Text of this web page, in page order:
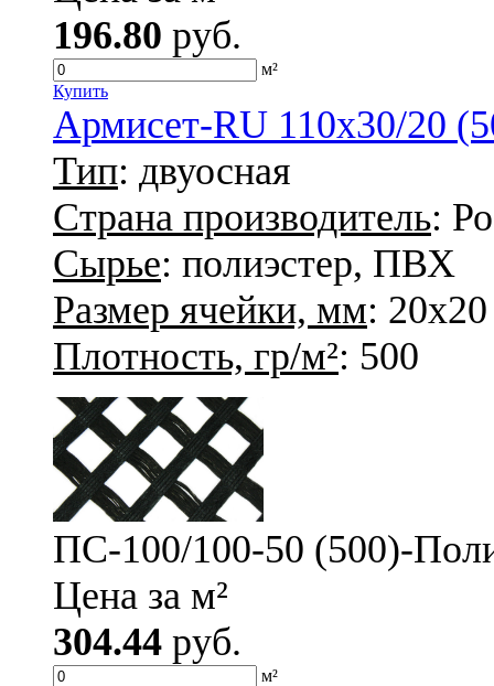
196.80 руб.
м²
Купить
Армисет-RU 110х30/20
Тип: двуосная
Страна производитель:
Сырье: полиэстер, ПВХ
Размер ячейки, мм: 20х20
Плотность, гр/м²: 500
ПС-100/100-50 (500)-
Цена за м²
304.44 руб.
м²